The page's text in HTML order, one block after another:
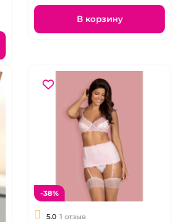
В корзину
-38%
5.0 1 отзыв